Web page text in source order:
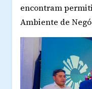
encontram
Ambiente de